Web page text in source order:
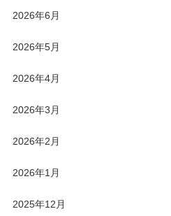
2026年6月
2026年5月
2026年4月
2026年3月
2026年2月
2026年1月
2025年12月